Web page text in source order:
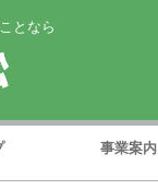
となら
事業案内